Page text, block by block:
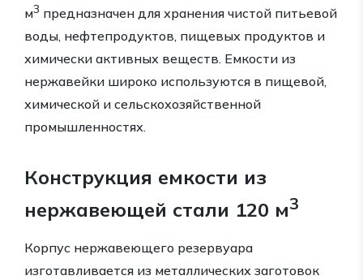
м3 предназначен для хранения чистой питьевой
воды, нефтепродуктов, пищевых продуктов и
химически активных веществ. Емкости из
нержавейки широко используются в пищевой,
химической и сельскохозяйственной
промышленностях.
Конструкция емкости из
нержавеющей стали 120 м3
Корпус нержавеющего резервуара
изготавливается из металлических заготовок